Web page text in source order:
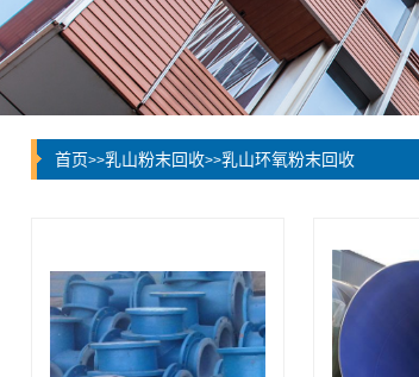
首页>>乳山粉末回收>>乳山环氧粉末回收